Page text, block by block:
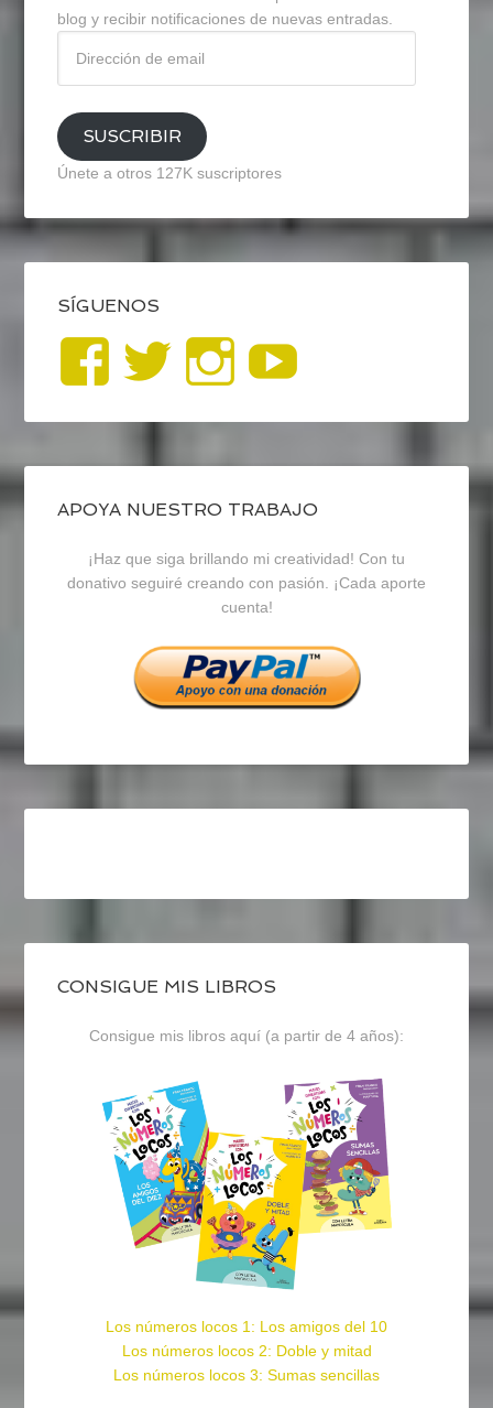
blog y recibir notificaciones de nuevas entradas.
email
SUSCRIBIR
Únete a otros 127K suscriptores
SÍGUENOS
Ver
perfil
de
blogrecursosep
en
Facebook
Ver
perfil
de
recursosep
en
Twitter
Ver
perfil
de
recursosep
en
Instagram
APOYA NUESTRO TRABAJO
¡Haz que siga brillando mi creatividad! Con tu
donativo seguiré creando con pasión. ¡Cada aporte
cuenta!
CONSIGUE MIS LIBROS
Consigue mis libros aquí (a partir de 4 años):
Los números locos 1: Los amigos del 10
Los números locos 2: Doble y mitad
Los números locos 3: Sumas sencillas